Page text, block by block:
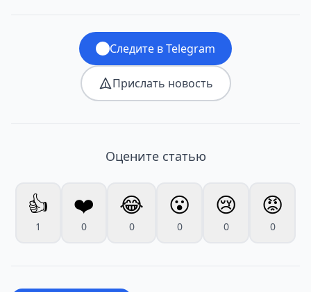
Следите в Telegram
Прислать новость
Оцените статью
👍
1
❤️
0
😂
0
😮
0
😢
0
😡
0